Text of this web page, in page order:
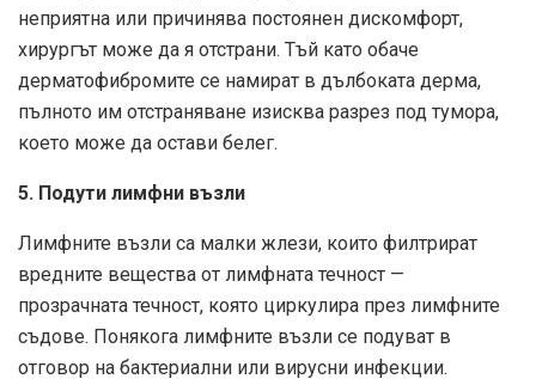
неприятна или причинява постоянен дискомфорт,
хирургът може да я отстрани. Тъй като обаче
дерматофибромите се намират в дълбоката дерма,
пълното им отстраняване изисква разрез под тумора,
което може да остави белег.
5. Подути лимфни възли
Лимфните възли са малки жлези, които филтрират
вредните вещества от лимфната течност —
прозрачната течност, която циркулира през лимфните
съдове. Понякога лимфните възли се подуват в
отговор на бактериални или вирусни инфекции.